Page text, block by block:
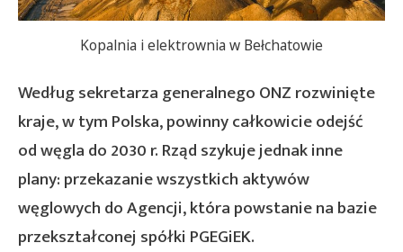
Kopalnia i elektrownia w Bełchatowie
Według sekretarza generalnego ONZ rozwinięte
kraje, w tym Polska, powinny całkowicie odejść
od węgla do 2030 r. Rząd szykuje jednak inne
plany: przekazanie wszystkich aktywów
węglowych do Agencji, która powstanie na bazie
przekształconej spółki PGEGiEK.